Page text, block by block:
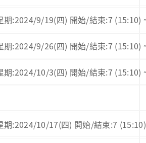
期:2024/9/19(四) 開始/結束:7
期:2024/9/26(四) 開始/結束:7
期:2024/10/3(四) 開始/結束:7
期:2024/10/17(四) 開始/結束:7